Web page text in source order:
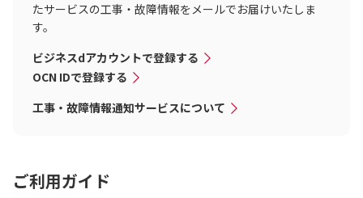
たサービスの工事・故障情報をメールでお届けいたしま
す。
ビジネスdアカウントで登録する
OCN IDで登録する
工事・故障情報通知サービスについて
ご利用ガイド